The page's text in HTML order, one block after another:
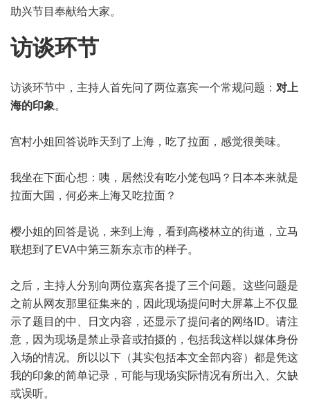
助兴节目奉献给大家。
访谈环节
访谈环节中，主持人首先问了两位嘉宾一个常规问题： 对上
海的印象。
宫村小姐回答说昨天到了上海，吃了拉面，感觉很美味。
我坐在下面心想：咦，居然没有吃小笼包吗？日本本来就是
拉面大国，何必来上海又吃拉面？
樱小姐的回答是说，来到上海，看到高楼林立的街道，立马
联想到了EVA中第三新东京市的样子。
之后，主持人分别向两位嘉宾各提了三个问题。这些问题是
之前从网友那里征集来的，因此现场提问时大屏幕上不仅显
示了题目的中、日文内容，还显示了提问者的网络ID。请注
意，因为现场是禁止录音或拍摄的，包括我这样以媒体身份
入场的情况。所以以下（其实包括本文全部内容）都是凭这
我的印象的简单记录，可能与现场实际情况有所出入、欠缺
或误听。